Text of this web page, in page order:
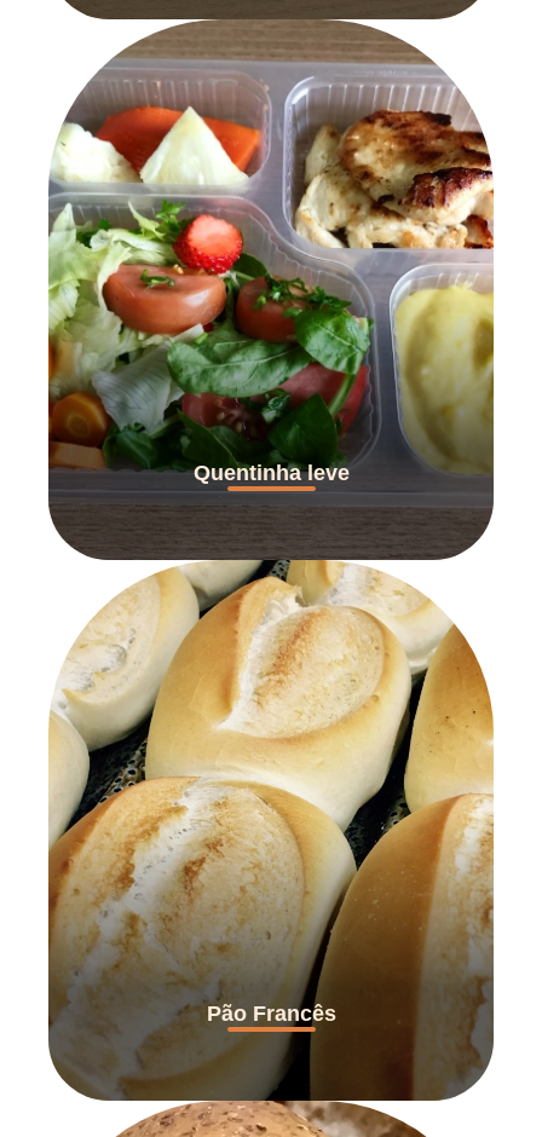
Quentinha leve
Pão Francês